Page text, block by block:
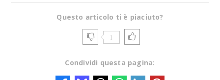
Questo articolo ti è piaciuto?
1
Condividi questa pagina: